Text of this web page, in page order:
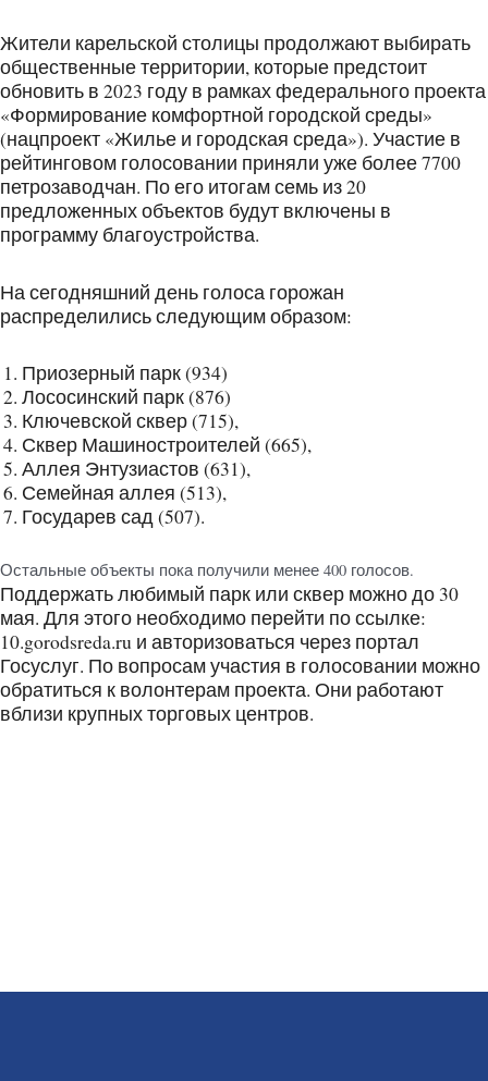
Жители карельской столицы продолжают выбирать
общественные территории, которые предстоит
обновить в 2023 году в рамках федерального проекта
«Формирование комфортной городской среды»
(нацпроект «Жилье и городская среда»). Участие в
рейтинговом голосовании приняли уже более 7700
петрозаводчан. По его итогам семь из 20
предложенных объектов будут включены в
программу благоустройства.
На сегодняшний день голоса горожан
распределились следующим образом:
Приозерный парк (934)
Лососинский парк (876)
Ключевской сквер (715),
Сквер Машиностроителей (665),
Аллея Энтузиастов (631),
Семейная аллея (513),
Государев сад (507).
Остальные объекты пока получили менее 400 голосов.
Поддержать любимый парк или сквер можно до 30
мая. Для этого необходимо перейти по ссылке:
10.gorodsreda.ru и авторизоваться через портал
Госуслуг. По вопросам участия в голосовании можно
обратиться к волонтерам проекта. Они работают
вблизи крупных торговых центров.